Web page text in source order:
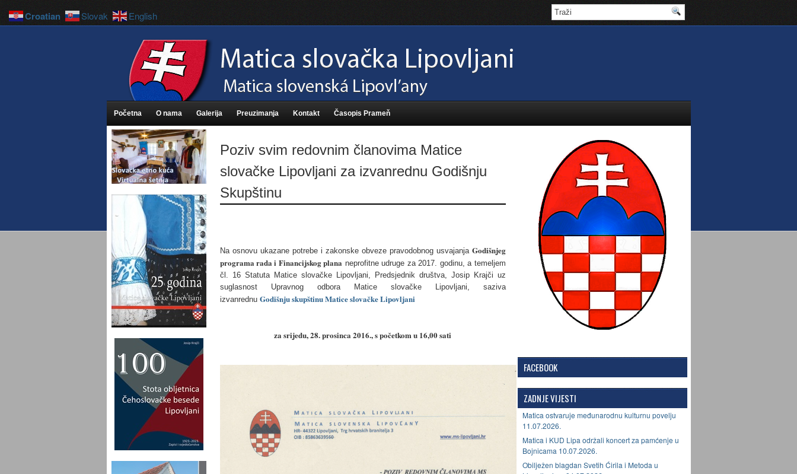
Početna O nama Galerija Preuzimanja Kontakt Časopis Prameň
Poziv svim redovnim članovima Matice
slovačke Lipovljani za izvanrednu Godišnju
Skupštinu
Na osnovu ukazane potrebe i zakonske obveze pravodobnog usvajanja Godišnjeg
programa rada i Financijskog plana neprofitne udruge za 2017. godinu, a temeljem
čl. 16 Statuta Matice slovačke Lipovljani, Predsjednik društva, Josip Krajči uz
suglasnost Upravnog odbora Matice slovačke Lipovljani, saziva
izvanrednu Godišnju skupštinu Matice slovačke Lipovljani
za srijedu, 28. prosinca 2016., s početkom u 16,00 sati
FACEBOOK
ZADNJE VIJESTI
Matica ostvaruje međunarodnu kulturnu povelju
11.07.2026.
Matica i KUD Lipa održali koncert za pamćenje u
Bojnicama 10.07.2026.
Obilježen blagdan Svetih Ćirila i Metoda u
Croatian Slovak English